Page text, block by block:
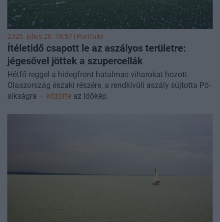
2026. július 20. 18:57 | Portfolio
Ítéletidő csapott le az aszályos területre:
jégesővel jöttek a szupercellák
Hétfő reggel a hidegfront hatalmas viharokat hozott
Olaszország északi részére, a rendkívüli aszály sújtotta Pó-
síkságra – közölte az Időkép.